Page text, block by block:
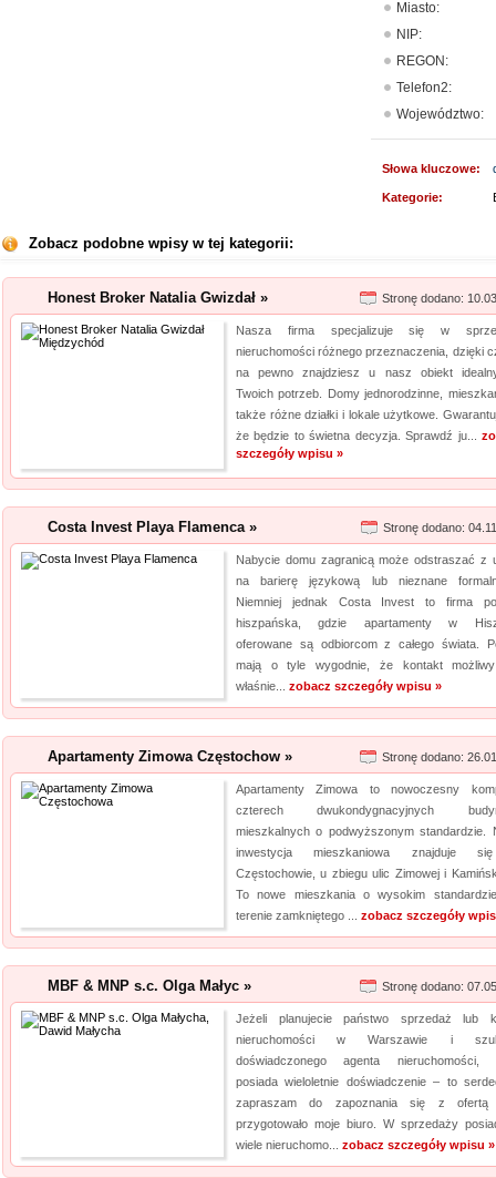
Miasto:
NIP:
REGON:
Telefon2:
Województwo:
Słowa kluczowe:
Kategorie:
Zobacz podobne wpisy w tej kategorii:
Honest Broker Natalia Gwizdał » Stronę dodano:
Nasza firma specjalizuje się w
nieruchomości różnego przeznaczenia, dzięki
na pewno znajdziesz u nasz obiekt
Twoich potrzeb. Domy jednorodzinne,
także różne działki i lokale użytkowe.
że będzie to świetna decyzja. Sprawdź ju...
szczegóły wpisu »
Costa Invest Playa Flamenca » Stronę dodano:
Nabycie domu zagranicą może odstraszać z
na barierę językową lub nieznane
Niemniej jednak Costa Invest to firma
hiszpańska, gdzie apartamenty w
oferowane są odbiorcom z całego świata.
mają o tyle wygodnie, że kontakt
właśnie... zobacz szczegóły wpisu »
Apartamenty Zimowa Częstochow » Stronę dodano:
Apartamenty Zimowa to nowoczesny
czterech dwukondygnacyjnych
mieszkalnych o podwyższonym standardzie.
inwestycja mieszkaniowa znajduje
Częstochowie, u zbiegu ulic Zimowej i
To nowe mieszkania o wysokim
terenie zamkniętego ... zobacz szczegóły
MBF & MNP s.c. Olga Małyc » Stronę dodano:
Jeżeli planujecie państwo sprzedaż lub
nieruchomości w Warszawie i
doświadczonego agenta nieruchomości,
posiada wieloletnie doświadczenie – to
zapraszam do zapoznania się z ofertą
przygotowało moje biuro. W sprzedaży
wiele nieruchomo... zobacz szczegóły wpisu »